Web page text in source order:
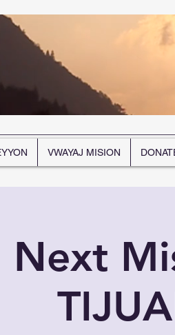
VWAYAJ MISION DONATE
VWAYAJ MISION
Next